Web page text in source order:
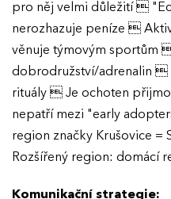
pro něj velmi důležití 
nerozhazuje peníze 
věnuje týmovým sportům
dobrodružství/adrenalin 
rituály  Je ochoten
nepatří mezi "early
region značky Krušovice =
Rozšířený region: domácí
Komunikační strategie: